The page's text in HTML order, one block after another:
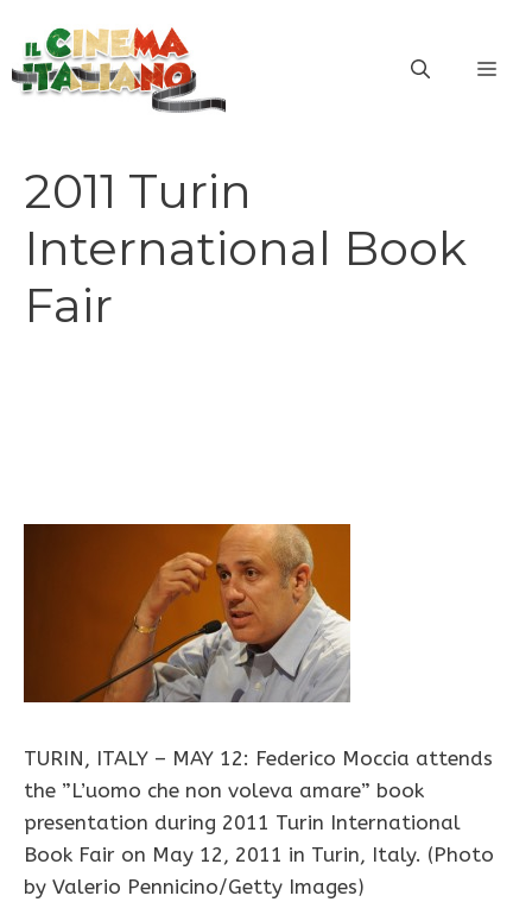
contenuto
2011 Turin
International Book
Fair
TURIN, ITALY – MAY 12: Federico Moccia attends
the ”L’uomo che non voleva amare” book
presentation during 2011 Turin International
Book Fair on May 12, 2011 in Turin, Italy. (Photo
by Valerio Pennicino/Getty Images)